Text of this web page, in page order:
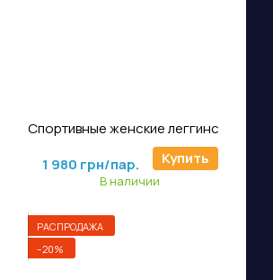
1 980 грн/пар. Купить
В наличии
РАСПРОДАЖА
−20%